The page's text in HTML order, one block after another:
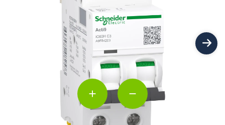
add remove